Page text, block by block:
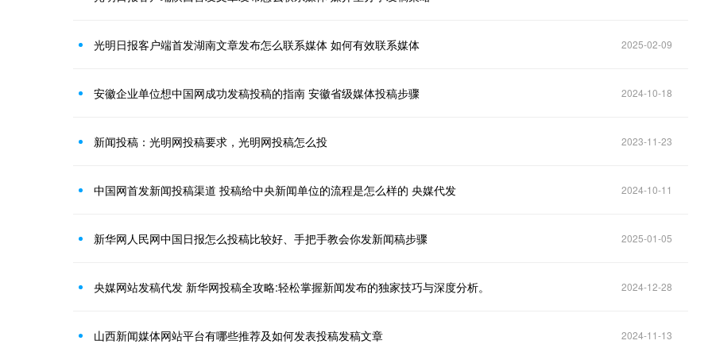
光明日报客户端首发湖南文章发布怎么联系媒体 如何有效联系媒体 2025-02-09
安徽企业单位想中国网成功发稿投稿的指南 安徽省级媒体投稿步骤 2024-10-18
新闻投稿：光明网投稿要求，光明网投稿怎么投 2023-11-23
中国网首发新闻投稿渠道 投稿给中央新闻单位的流程是怎么样的 央媒代发 2024-10-11
新华网人民网中国日报怎么投稿比较好、手把手教会你发新闻稿步骤 2025-01-05
央媒网站发稿代发 新华网投稿全攻略:轻松掌握新闻发布的独家技巧与深度分析。 2024-12-28
山西新闻媒体网站平台有哪些推荐及如何发表投稿发稿文章 2024-11-13